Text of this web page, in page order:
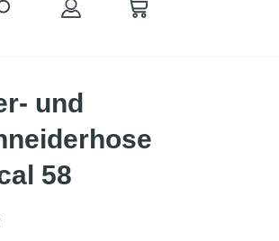
und
58